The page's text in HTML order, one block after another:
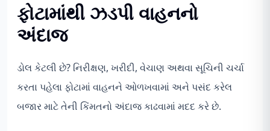
ફોટામાંથી ઝડપી વાહનનો
અંદાજ
ડોલ કેટલી છે? નિરીક્ષણ, ખરીદી, વેચાણ અથવા સૂચિની ચર્ચા
કરતા પહેલા ફોટામાં વાહનને ઓળખવામાં અને પસંદ કરેલ
બજાર માટે તેની કિંમતનો અંદાજ કાઢવામાં મદદ કરે છે.